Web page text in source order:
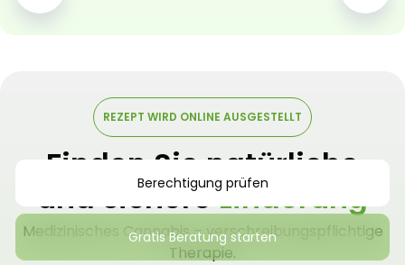
REZEPT WIRD ONLINE AUSGESTELLT
Finden Sie natürliche
und sichereLinderung
Medizinisches Cannabis – verschreibungspflichtige
Therapie.
Berechtigung prüfen
Gratis Beratung starten